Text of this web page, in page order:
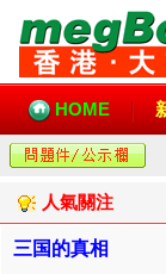
HOME
人氣關注
三国的真相